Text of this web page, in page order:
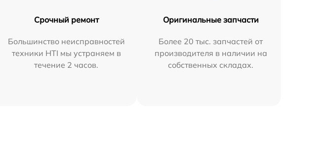
Срочный ремонт
Большинство неисправностей
техники HTI мы устраняем в
течение 2 часов.
Оригинальные запчасти
Более 20 тыс. запчастей от
производителя в наличии на
собственных складах.